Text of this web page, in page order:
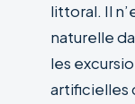
littoral. Il
naturelle
les
artificielles